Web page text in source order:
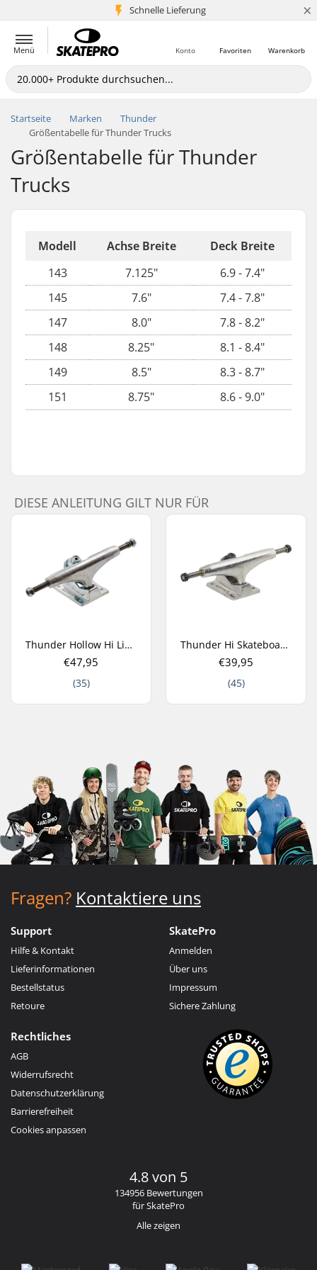
Schnelle Lieferung
5+ Mio. Kunden ×
Menü Warenkorb
Favoriten
Konto
Startseite Marken
Thunder
Größentabelle für Thunder Trucks
Größentabelle für Thunder
Trucks
Modell Achse Breite
Deck Breite
143
7.125"
6.9 - 7.4"
145
7.6"
7.4 - 7.8"
147
8.0"
7.8 - 8.2"
148
8.25"
8.1 - 8.4"
149
8.5"
8.3 - 8.7"
151
8.75" 8.6 - 9.0"
DIESE ANLEITUNG GILT NUR FÜR
Thunder Hollow Hi Light Skateboard Achse
€47,95
(35)
Thunder Hi Skateboard Achse
€39,95
(45)
Fragen? Kontaktiere uns
Support
Hilfe & Kontakt
Lieferinformationen
Bestellstatus
Retoure
SkatePro
Anmelden
Über uns
Impressum
Sichere Zahlung
Rechtliches
AGB
Widerrufsrecht
Datenschutzerklärung
Barrierefreiheit
Cookies anpassen
4.8 von 5
134956 Bewertungen
für SkatePro
Alle zeigen